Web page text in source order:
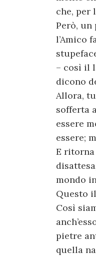
che, per
Però, un
l’Amico
– così il
dicono
Allora,
sofferta
essere
essere;
E
mondo
Questo
Così
pietre
quella